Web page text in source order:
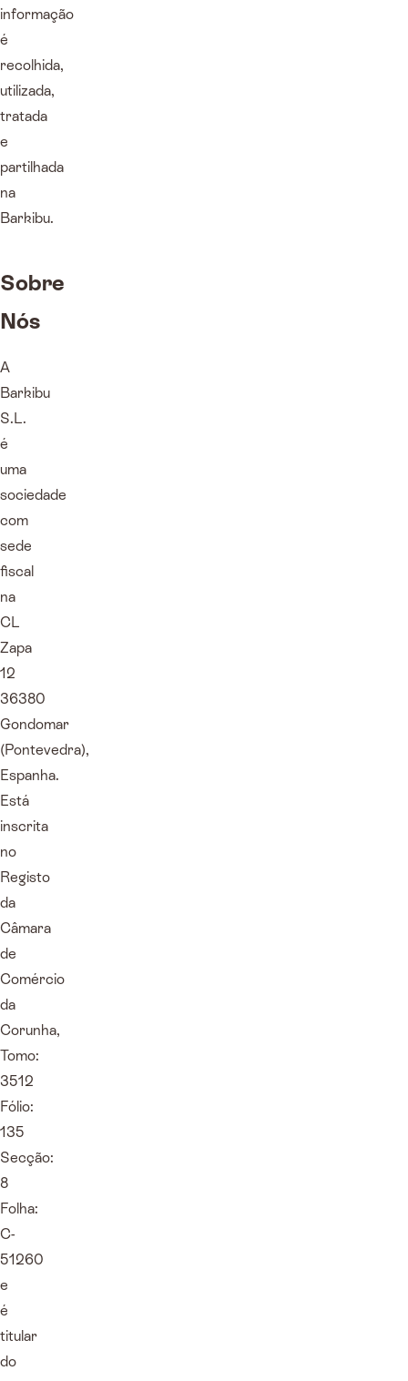
informação
é
recolhida,
utilizada,
tratada
e
partilhada
na
Barkibu.
Sobre
Nós
A
Barkibu
S.L.
é
uma
sociedade
com
sede
fiscal
na
CL
Zapa
12
36380
Gondomar
(Pontevedra),
Espanha.
Está
inscrita
no
Registo
da
Câmara
de
Comércio
da
Corunha,
Tomo:
3512
Fólio:
135
Secção:
8
Folha:
C-
51260
e
é
titular
do